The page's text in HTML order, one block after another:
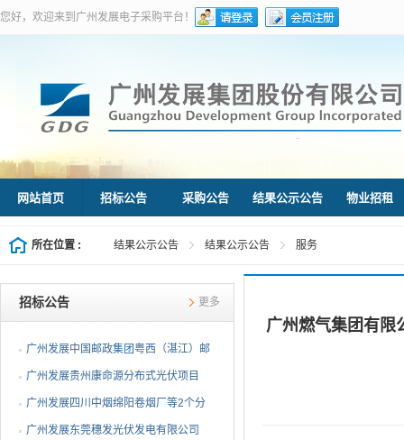
您好，欢迎来到广州发展电子采购平台！
网站首页 招标公告 采购公告 结果公示公告 物业招租
所在位置 : 结果公示公告 结果公示公告 服务
广州燃气集团有
招标公告 更多
广州发展中国邮政集团粤西（湛江）邮
件处理中心等3个分布...
广州发展贵州康命源分布式光伏项目
EPC总承包（第二次招标...
广州发展四川中烟绵阳卷烟厂等2个分
布式光伏项目EPC总承包...
广州发展东莞穗发光伏发电有限公司